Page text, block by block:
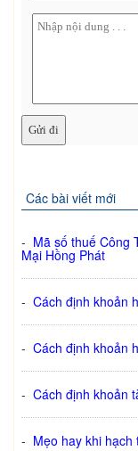
Các bài viết mới
- Mã số thuế Công
Mại Hồng Phát
- Cách định khoản
- Cách định khoản
- Cách định khoản
- Mẹo hay khi